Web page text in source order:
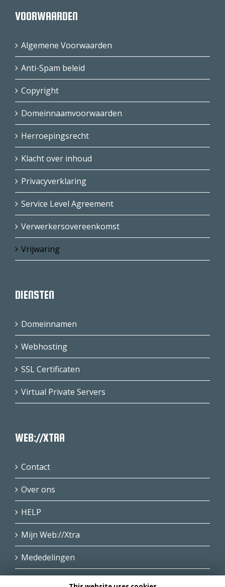
VOORWAARDEN
Algemene Voorwaarden
Anti-Spam beleid
Copyright
Domeinnaamvoorwaarden
Herroepingsrecht
Klacht over inhoud
Privacyverklaring
Service Level Agreement
Verwerkersovereenkomst
Vrijwaring
DIENSTEN
Domeinnamen
Webhosting
SSL Certificaten
Virtual Private Servers
WEB://XTRA
Contact
Over ons
HELP
Mijn Web://Xtra
Mededelingen